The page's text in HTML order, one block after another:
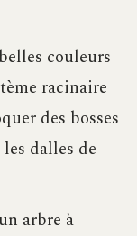
couleurs
racinaire
des bosses
dalles de
arbre à